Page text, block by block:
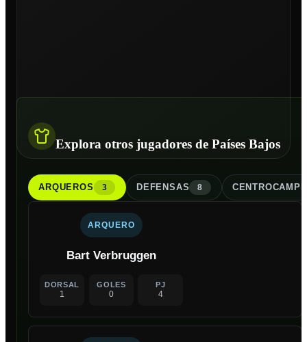
Explora otros jugadores de Países Bajos
ARQUEROS 3 DEFENSAS 8
ARQUERO
Bart Verbruggen
DORSAL
1
GOLES
0
PJ
4